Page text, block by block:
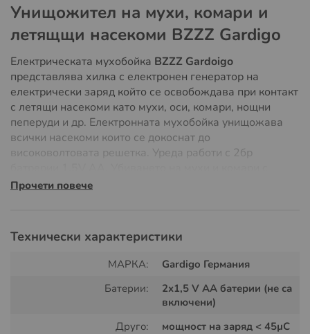
Унищожител на мухи, комари и
летящщи насекоми BZZZ Gardigo
Електрическата мухобойка BZZZ Gardoigo
представлява хилка с електронен генератор на
електрически заряд който се освобождава при контакт
с летящи насекоми като мухи, оси, комари, нощни
пеперуди и др. Електронната мухобойка унищожава
всички насекоми които се докоснат до
високоволтовата решетка. Уреда работи с 2бр
конвенционална мухобойка често оставя грозни
високо напрежение. Това поддържа вашите стени
чисти от петна на унищожени мухи или комари..
Прочети повече
Технически характеристики
МАРКА:
Gardigo Германия
Батерии:
2x1,5 V AA батерии (не са
включени)
Друго:
мощност на заряд < 45µC